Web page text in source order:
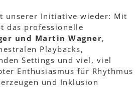
unserer Initiative wieder: Mit
das professionelle
und Martin Wagner,
Playbacks,
Settings und viel, viel
Enthusiasmus für Rhythmus
und Inklusion